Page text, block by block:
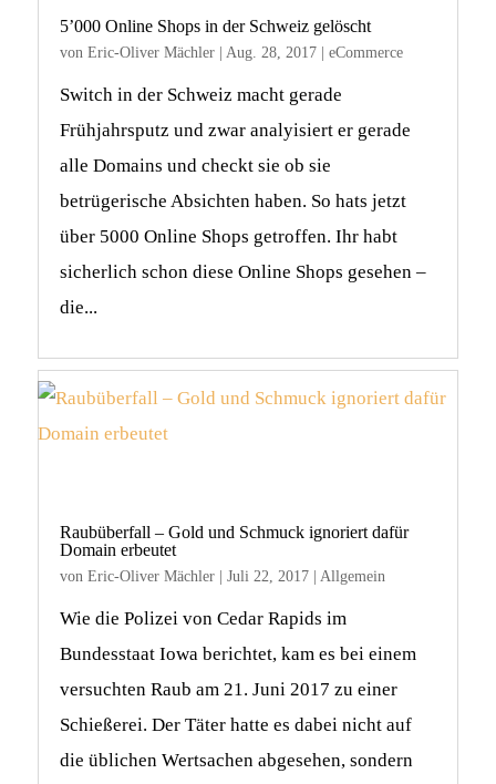
5’000 Online Shops in der Schweiz gelöscht
von Eric-Oliver Mächler| Aug. 28, 2017| eCommerce
Switch in der Schweiz macht gerade
Frühjahrsputz und zwar analyisiert er gerade
alle Domains und checkt sie ob sie
betrügerische Absichten haben. So hats jetzt
über 5000 Online Shops getroffen. Ihr habt
sicherlich schon diese Online Shops gesehen –
die...
Raubüberfall – Gold und Schmuck ignoriert dafür
Domain erbeutet
von Eric-Oliver Mächler| Juli 22, 2017| Allgemein
Wie die Polizei von Cedar Rapids im
Bundesstaat Iowa berichtet, kam es bei einem
versuchten Raub am 21. Juni 2017 zu einer
Schießerei. Der Täter hatte es dabei nicht auf
die üblichen Wertsachen abgesehen, sondern